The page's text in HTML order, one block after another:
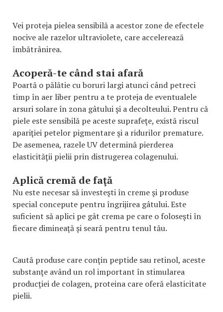
Vei proteja pielea sensibilă a acestor zone de efectele
nocive ale razelor ultraviolete, care accelerează
îmbătrânirea.
Acoperă-te când stai afară
Poartă o pălătie cu boruri largi atunci când petreci
timp în aer liber pentru a te proteja de eventualele
arsuri solare în zona gâtului şi a decolteului. Pentru că
piele este sensibilă pe aceste suprafeţe, există riscul
apariţiei petelor pigmentare şi a ridurilor premature.
De asemenea, razele UV determină pierderea
elasticităţii pielii prin distrugerea colagenului.
Aplică cremă de faţă
Nu este necesar să investeşti în creme şi produse
special concepute pentru îngrijirea gâtului. Este
suficient să aplici pe gât crema pe care o foloseşti în
fiecare dimineaţă şi seară pentru tenul tău.
Caută produse care conţin peptide sau retinol, aceste
substanţe având un rol important în stimularea
producţiei de colagen, proteina care oferă elasticitate
pielii.